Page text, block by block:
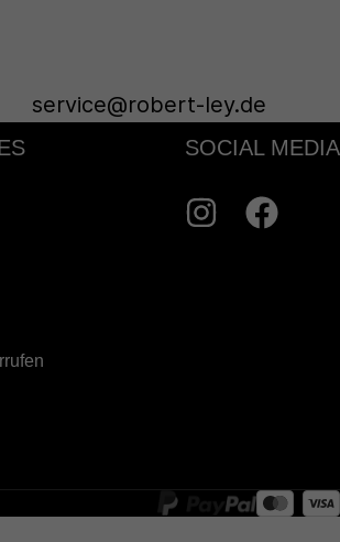
service@robert-ley.de
SOCIAL MEDIA